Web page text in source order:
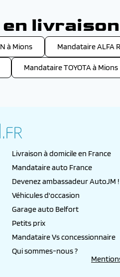
à Mions Mandataire ALFA
Mandataire TOYOTA à Mions
Livraison à domicile en France
Mandataire auto France
Devenez ambassadeur AutoJM !
Véhicules d'occasion
Garage auto Belfort
Petits prix
Mandataire Vs concessionnaire
Qui sommes-nous ?